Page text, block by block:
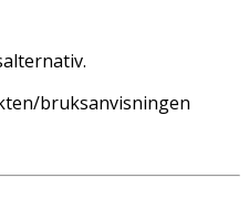
bruksanvisningen